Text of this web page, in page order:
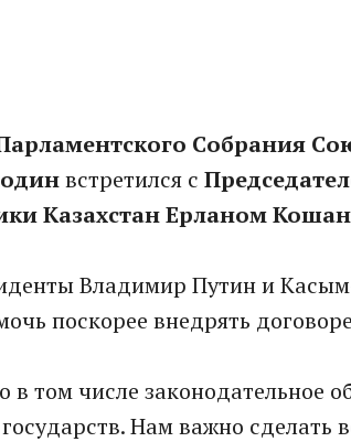
Собрания
встретился с
Казахстан Ерланом
Владимир Путин и
поскорее внедрять
том числе законодательное
Нам важно сделать